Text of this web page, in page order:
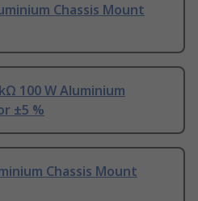
Chassis Mount
100 W Aluminium
±5 %
Chassis Mount